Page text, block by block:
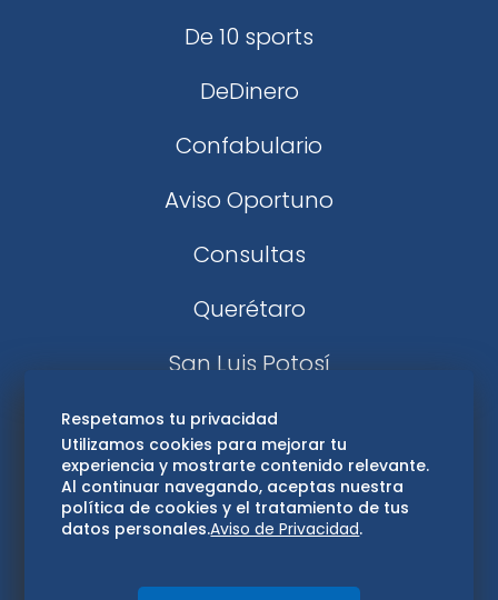
De 10 sports
DeDinero
Confabulario
Aviso Oportuno
Consultas
Querétaro
San Luis Potosí
Edomex
Consultas
Hidalgo
Oaxaca
Respetamos tu privacidad
Utilizamos cookies para mejorar tu
experiencia y mostrarte contenido relevante.
Al continuar navegando, aceptas nuestra
política de cookies y el tratamiento de tus
datos personales.Aviso de Privacidad.